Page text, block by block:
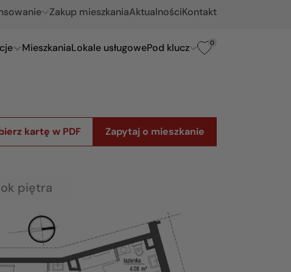
Zakup mieszkaniaAktualnościKontakt
MieszkaniaLokale usługowePod klucz 0
kartę w PDF Zapytaj o mieszkanie
piętra